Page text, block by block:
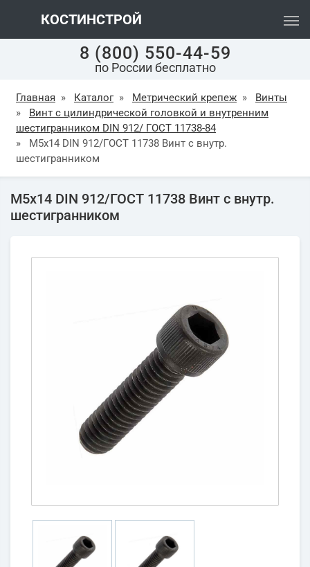
КОСТИНСТРОЙ
8 (800) 550-44-59
по России бесплатно
Главная » Каталог » Метрический крепеж »
Винты
»
Винт с цилиндрической головкой и внутренним
шестигранником DIN 912/ ГОСТ 11738-84
»
М5х14 DIN 912/ГОСТ 11738 Винт с внутр.
шестигранником
М5х14 DIN 912/ГОСТ 11738 Винт с внутр.
шестигранником